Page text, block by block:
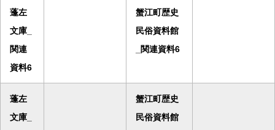
蓬左
文庫_
関連
資料6
蟹江町歴史
民俗資料館
_関連資料6
蓬左
文庫_
蟹江町歴史
民俗資料館